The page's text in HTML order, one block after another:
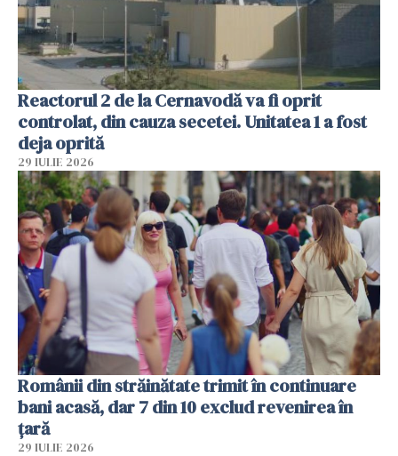
Reactorul 2 de la Cernavodă va fi oprit
controlat, din cauza secetei. Unitatea 1 a fost
deja oprită
29 IULIE 2026
Românii din străinătate trimit în continuare
bani acasă, dar 7 din 10 exclud revenirea în
țară
29 IULIE 2026